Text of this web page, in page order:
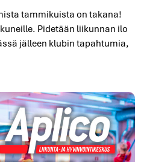
tammikuista on takana!
Pidetään liikunnan ilo
jälleen klubin tapahtumia,